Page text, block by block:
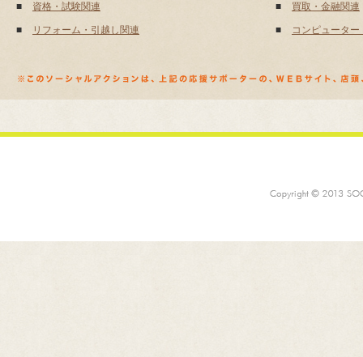
資格・試験関連
■
リフォーム・引越し関連
■
買取・金融関連
■
コンピュータ
■